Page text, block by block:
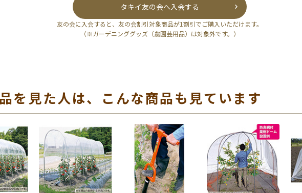
タキイ友の会へ入会する
友の会に入会すると、友の会割引対象商品が1割引でご購入いただけます。
（※ガーデニンググッズ（農園芸用品）は対象外です。）
を見た人は、こんな商品も見ています